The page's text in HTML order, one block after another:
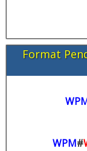
Format
WPM#